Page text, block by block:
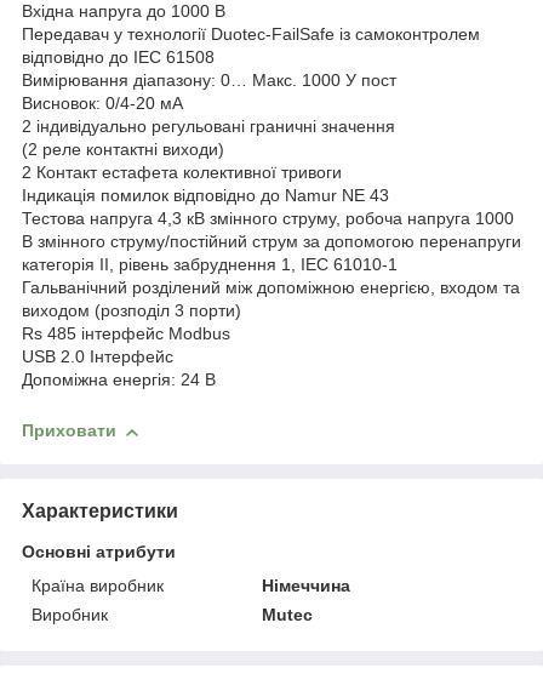
Вхідна напруга до 1000 В
Передавач у технології Duotec-FailSafe із самоконтролем
відповідно до IEC 61508
Вимірювання діапазону: 0… Макс. 1000 У пост
Висновок: 0/4-20 мА
2 індивідуально регульовані граничні значення
(2 реле контактні виходи)
2 Контакт естафета колективної тривоги
Індикація помилок відповідно до Namur NE 43
Тестова напруга 4,3 кВ змінного струму, робоча напруга 1000
В змінного струму/постійний струм за допомогою перенапруги
категорія II, рівень забруднення 1, IEC 61010-1
Гальванічний розділений між допоміжною енергією, входом та
виходом (розподіл 3 порти)
Rs 485 інтерфейс Modbus
USB 2.0 Інтерфейс
Допоміжна енергія: 24 В
Приховати
Характеристики
Основні атрибути
Країна виробник
Німеччина
Виробник
Mutec